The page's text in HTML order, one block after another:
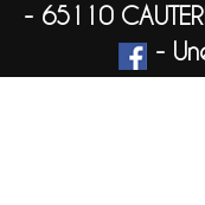
- 65110
-